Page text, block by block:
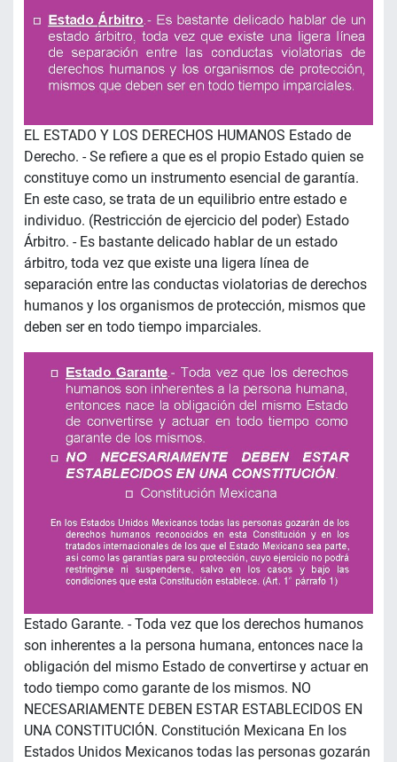
EL ESTADO Y LOS DERECHOS HUMANOS Estado de
Derecho. - Se refiere a que es el propio Estado quien se
constituye como un instrumento esencial de garantía.
En este caso, se trata de un equilibrio entre estado e
individuo. (Restricción de ejercicio del poder) Estado
Árbitro. - Es bastante delicado hablar de un estado
árbitro, toda vez que existe una ligera línea de
separación entre las conductas violatorias de derechos
humanos y los organismos de protección, mismos que
deben ser en todo tiempo imparciales.
Estado Garante. - Toda vez que los derechos humanos
son inherentes a la persona humana, entonces nace la
obligación del mismo Estado de convertirse y actuar en
todo tiempo como garante de los mismos. NO
NECESARIAMENTE DEBEN ESTAR ESTABLECIDOS EN
UNA CONSTITUCIÓN. Constitución Mexicana En los
Estados Unidos Mexicanos todas las personas gozarán